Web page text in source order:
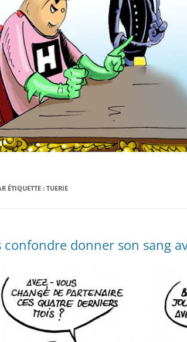
ÉTIQUETTE : TUERIE
confondre donner son sang